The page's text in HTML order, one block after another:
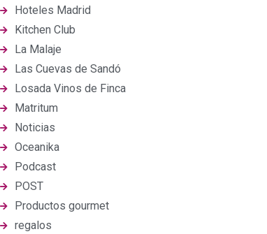
Hoteles Madrid
Kitchen Club
La Malaje
Las Cuevas de Sandó
Losada Vinos de Finca
Matritum
Noticias
Oceanika
Podcast
POST
Productos gourmet
regalos